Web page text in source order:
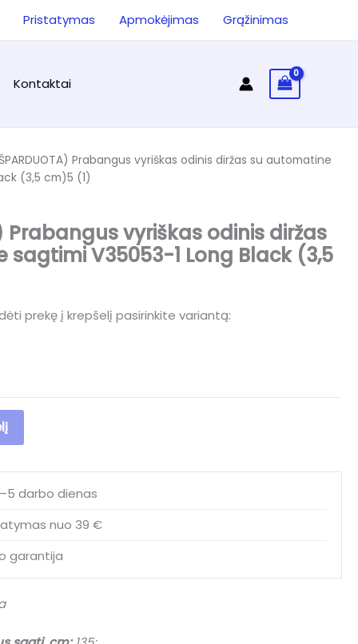
Pristatymas Apmokėjimas Grąžinimas
Kontaktai
Prabangus vyriškas odinis diržas su automatine
(3,5 cm)5 (1)
Prabangus vyriškas odinis diržas
V35053-1 Long Black (3,5
prekę į krepšelį pasirinkite variantą:
darbo dienas
nuo 39 €
garantija